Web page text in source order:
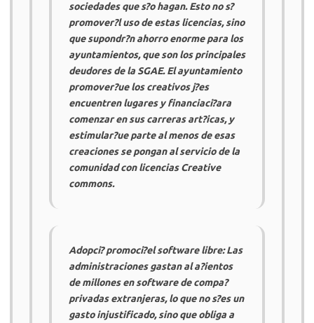
sociedades que s?o hagan. Esto no s?
promover?l uso de estas licencias, sino
que supondr?n ahorro enorme para los
ayuntamientos, que son los principales
deudores de la SGAE. El ayuntamiento
promover?ue los creativos j?es
encuentren lugares y financiaci?ara
comenzar en sus carreras art?icas, y
estimular?ue parte al menos de esas
creaciones se pongan al servicio de la
comunidad con licencias Creative
commons.
Adopci? promoci?el software libre: Las
administraciones gastan al a?ientos
de millones en software de compa?
privadas extranjeras, lo que no s?es un
gasto injustificado, sino que obliga a